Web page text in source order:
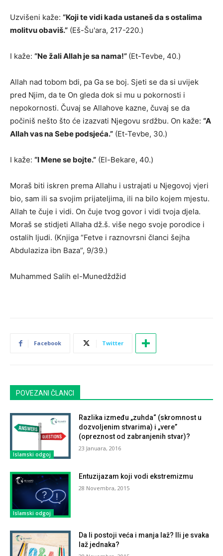
Uzvišeni kaže: “Koji te vidi kada ustaneš da s ostalima
molitvu obaviš.” (Eš-Šu'ara, 217-220.)
I kaže: “Ne žali Allah je sa nama!” (Et-Tevbe, 40.)
Allah nad tobom bdi, pa Ga se boj. Sjeti se da si uvijek
pred Njim, da te On gleda dok si mu u pokornosti i
nepokornosti. Čuvaj se Allahove kazne, čuvaj se da
počiniš nešto što će izazvati Njegovu srdžbu. On kaže: “A
Allah vas na Sebe podsjeća.” (Et-Tevbe, 30.)
I kaže: “I Mene se bojte.” (El-Bekare, 40.)
Moraš biti iskren prema Allahu i ustrajati u Njegovoj vjeri
bio, sam ili sa svojim prijateljima, ili na bilo kojem mjestu.
Allah te čuje i vidi. On čuje tvog govor i vidi tvoja djela.
Moraš se stidjeti Allaha dž.š. više nego svoje porodice i
ostalih ljudi. (Knjiga “Fetve i raznovrsni članci šejha
Abdulaziza ibn Baza”, 9/39.)
Muhammed Salih el-Munedždžid
Facebook Twitter
POVEZANI ČLANCI
Islamski odgoj
Razlika između „zuhda“ (skromnost u
dozvoljenim stvarima) i „vere”
(opreznost od zabranjenih stvar)?
23 Januara, 2016
Islamski odgoj
Entuzijazam koji vodi ekstremizmu
28 Novembra, 2015
Da li postoji veća i manja laž? Ili je svaka
laž jednaka?